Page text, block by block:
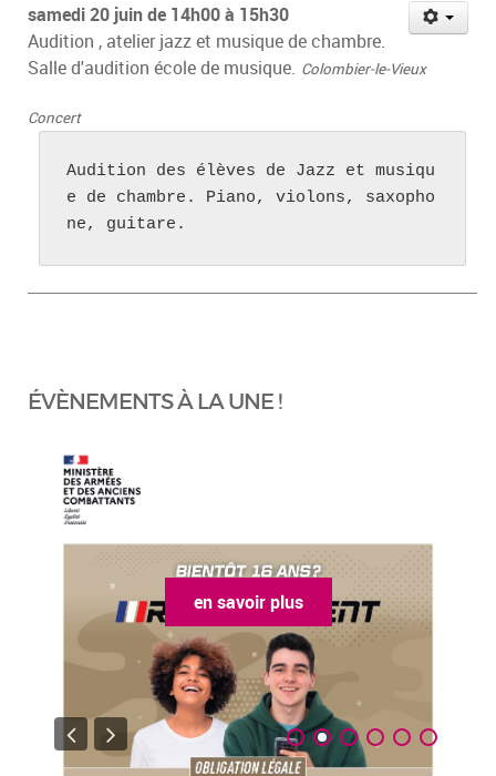
samedi 20 juin de 14h00 à 15h30
Audition , atelier jazz et musique de chambre.
Salle d'audition école de musique. Colombier-le-Vieux
Concert
Audition des élèves de Jazz et musiqu
e de chambre. Piano, violons, saxopho
ne, guitare.
ÉVÈNEMENTS À LA UNE !
en savoir plus